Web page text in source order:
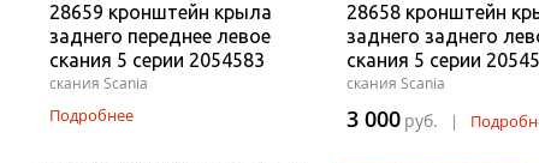
28659 кронштейн крыла
заднего переднее левое
скания 5 серии 2054583
скания Scania
Подробнее
28658 кронштейн
заднего заднего
скания 5 серии
скания Scania
3 000 руб. |